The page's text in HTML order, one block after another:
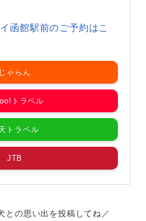
函館駅前のご予約はこ
じゃらん
トラベル
トラベル
JTB
との思い出を投稿してね／